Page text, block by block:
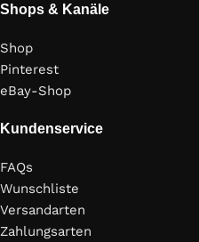
Shops & Kanäle
Shop
Pinterest
eBay-Shop
Kundenservice
FAQs
Wunschliste
Versandarten
Zahlungsarten